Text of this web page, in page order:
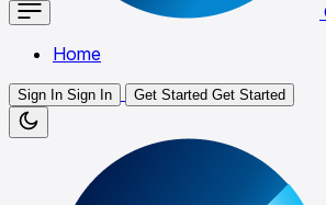
Home
Sign In Sign In Get Started Get Started